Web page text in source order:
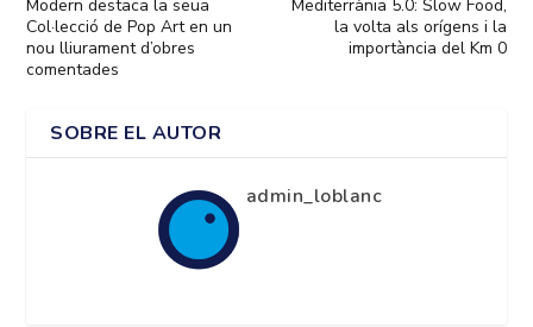
Modern destaca la seua
Col·lecció de Pop Art en un
nou lliurament d’obres
comentades
Mediterrània 5.0: Slow Food,
la volta als orígens i la
importància del Km 0
SOBRE EL AUTOR
admin_loblanc